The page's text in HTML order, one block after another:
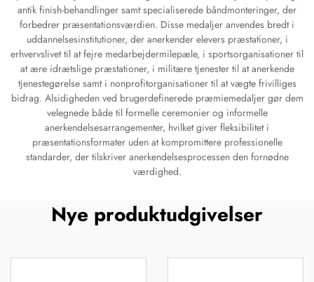
antik finish-behandlinger samt specialiserede båndmonteringer, der
forbedrer præsentationsværdien. Disse medaljer anvendes bredt i
uddannelsesinstitutioner, der anerkender elevers præstationer, i
erhvervslivet til at fejre medarbejdermilepæle, i sportsorganisationer til
at ære idrætslige præstationer, i militære tjenester til at anerkende
tjenestegørelse samt i nonprofitorganisationer til at vægte frivilliges
bidrag. Alsidigheden ved brugerdefinerede præmiemedaljer gør dem
velegnede både til formelle ceremonier og informelle
anerkendelsesarrangementer, hvilket giver fleksibilitet i
præsentationsformater uden at kompromittere professionelle
standarder, der tilskriver anerkendelsesprocessen den fornødne
værdighed.
Nye produktudgivelser